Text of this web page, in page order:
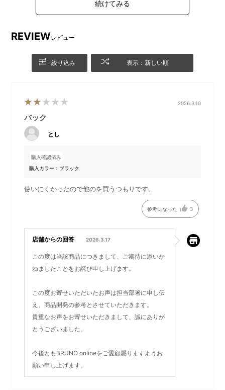
・耐水圧25,000㎜の強撥水生地を使用。
・大雨にも耐える！大切な荷物をしっかり守る
MILESTO史上最強シリーズ！
・前面、中面、背面にポケットを配置し、収納力抜群で
・ショルダーストラップのバックルで着脱もストレスフ
リー。
・柔らかくマットな素材感がカジュアルなコーディネー
トにも◎！
DETAIL
Urban×Casual
どんなシーンにも寄りそう、耐水性とデザイン性を併せ持つシ
リーズ
日常生活の突然の雨や、天気の影響を受けやすいアウトドアシ
ーンにも大活躍するLIKIDシリーズ！
・無縫製のファスナー
ファスナー部分は無縫製で高周波の圧着をすることにより、縫
REVIEWレビュー
絞り込み 表示：新しい順
2026.3.10
バック
とし
購入確認済み
購入カラー：ブラック
使いにくかったので他のを買うつもりです。
参考になった 3
店舗からの回答 2026.3.17
この度は当該商品につきまして、ご期待に添いか
ねましたことをお詫び申し上げます。
この度お寄せいただいたお声は担当部署に申し伝
え、商品開発の参考とさせていただきます。
貴重なお声をお寄せいただきまして、誠にありが
とうございました。
今後ともBRUNO onlineをご愛顧賜りますようお
願い申し上げます。